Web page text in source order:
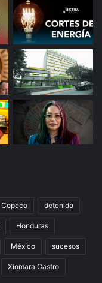
Copeco detenido
Honduras
México sucesos
Xiomara Castro